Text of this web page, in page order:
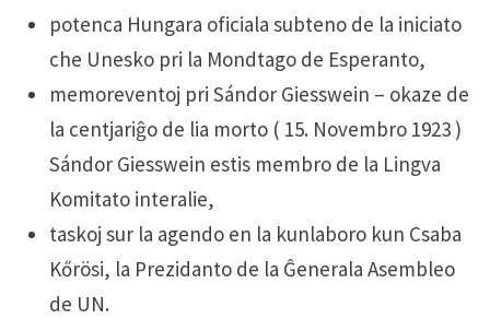
potenca Hungara oficiala subteno de la iniciato
che Unesko pri la Mondtago de Esperanto,
memoreventoj pri Sándor Giesswein – okaze de
la centjariĝo de lia morto ( 15. Novembro 1923 )
Sándor Giesswein estis membro de la Lingva
Komitato interalie,
taskoj sur la agendo en la kunlaboro kun Csaba
Kőrösi, la Prezidanto de la Ĝenerala Asembleo
de UN.